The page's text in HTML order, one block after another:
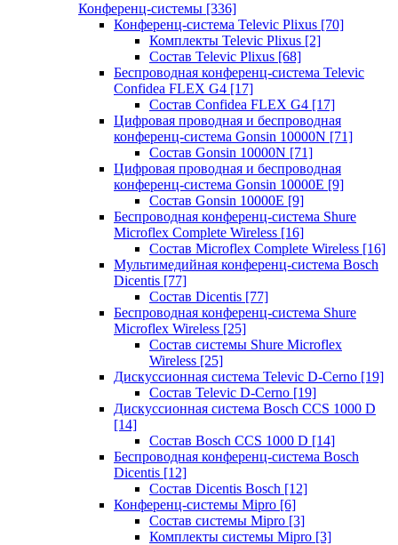
Конференц-системы [336]
Конференц-система Televic Plixus [70]
Комплекты Televic Plixus [2]
Состав Televic Plixus [68]
Беспроводная конференц-система Televic
Confidea FLEX G4 [17]
Состав Confidea FLEX G4 [17]
Цифровая проводная и беспроводная
конференц-система Gonsin 10000N [71]
Состав Gonsin 10000N [71]
Цифровая проводная и беспроводная
конференц-система Gonsin 10000E [9]
Состав Gonsin 10000E [9]
Беспроводная конференц-система Shure
Microflex Complete Wireless [16]
Состав Microflex Complete Wireless [16]
Мультимедийная конференц-система Bosch
Dicentis [77]
Состав Dicentis [77]
Беспроводная конференц-система Shure
Microflex Wireless [25]
Состав системы Shure Microflex
Wireless [25]
Дискуссионная система Televic D-Cerno [19]
Состав Televic D-Cerno [19]
Дискуссионная система Bosch CCS 1000 D
[14]
Состав Bosch CCS 1000 D [14]
Беспроводная конференц-система Bosch
Dicentis [12]
Состав Dicentis Bosch [12]
Конференц-системы Mipro [6]
Состав системы Mipro [3]
Комплекты системы Mipro [3]